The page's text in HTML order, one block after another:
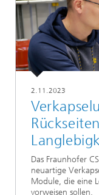
2.11.2023
Das Fraunhofer
neuartige
Module, die eine
vorweisen sollen.